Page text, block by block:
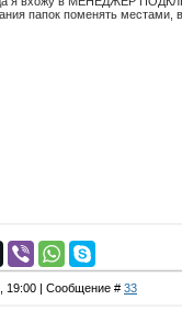
папок поменять местами,
19:00 | Сообщение # 33